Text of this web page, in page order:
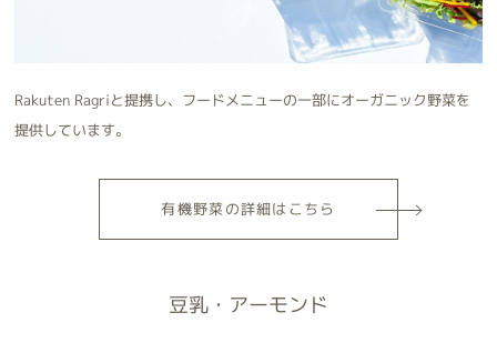
Rakuten Ragriと提携し、フードメニューの一部にオーガニック野菜を
提供しています。
有機野菜の詳細はこちら
豆乳・アーモンド